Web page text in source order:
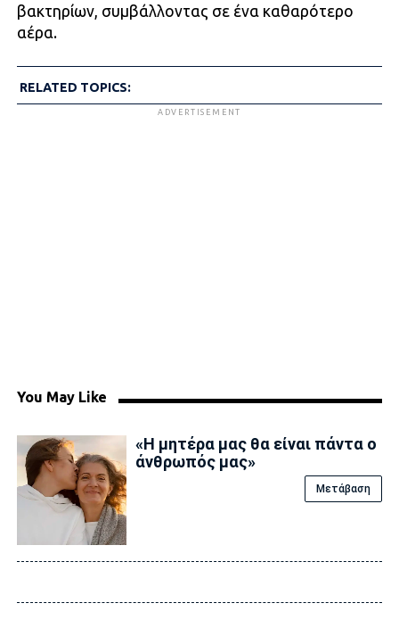
βακτηρίων, συμβάλλοντας σε ένα καθαρότερο
αέρα.
RELATED TOPICS:
ADVERTISEMENT
You May Like
«Η μητέρα μας θα είναι πάντα ο
άνθρωπός μας»
Μετάβαση